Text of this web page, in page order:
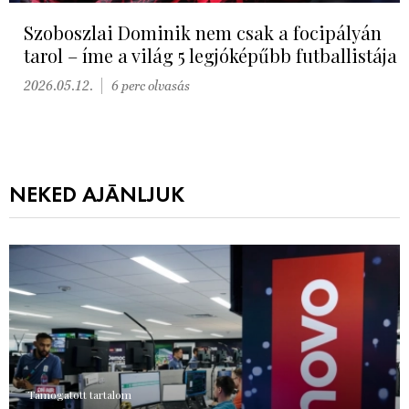
Szoboszlai Dominik nem csak a focipályán
tarol – íme a világ 5 legjóképűbb futballistája
2026.05.12. 6 perc olvasás
NEKED AJÁNLJUK
Támogatott tartalom